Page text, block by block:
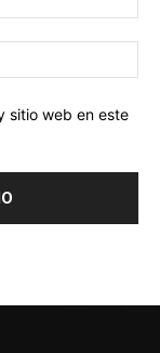
sitio web en este